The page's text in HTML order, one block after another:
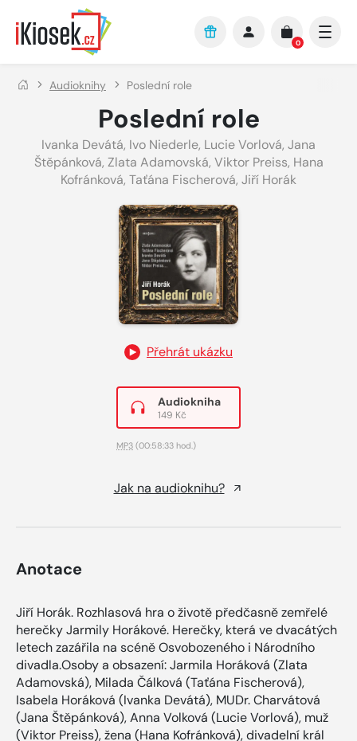
Přejít na hlavní obsah
0
Audioknihy Poslední role
Poslední role
Ivanka Devátá, Ivo Niederle, Lucie Vorlová, Jana
Štěpánková, Zlata Adamovská, Viktor Preiss, Hana
Kofránková, Taťána Fischerová, Jiří Horák
Přehrát ukázku
Audiokniha
149 Kč
MP3 (00:58:33 hod.)
Jak na audioknihu?
Anotace
Jiří Horák. Rozhlasová hra o životě předčasně zemřelé
herečky Jarmily Horákové. Herečky, která ve dvacátých
letech zazářila na scéně Osvobozeného i Národního
divadla.Osoby a obsazení: Jarmila Horáková (Zlata
Adamovská), Milada Čálková (Taťána Fischerová),
Isabela Horáková (Ivanka Devátá), MUDr. Charvátová
(Jana Štěpánková), Anna Volková (Lucie Vorlová), muž
(Viktor Preiss), žena (Hana Kofránková), divadelní král